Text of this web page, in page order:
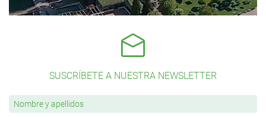
SUSCRÍBETE A NUESTRA NEWSLETTER